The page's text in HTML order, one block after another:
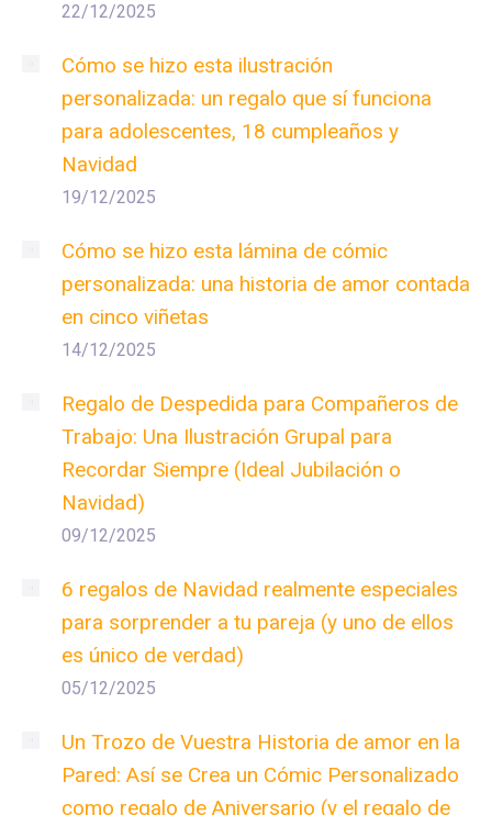
22/12/2025
Cómo se hizo esta ilustración
personalizada: un regalo que sí funciona
para adolescentes, 18 cumpleaños y
Navidad
19/12/2025
Cómo se hizo esta lámina de cómic
personalizada: una historia de amor contada
en cinco viñetas
14/12/2025
Regalo de Despedida para Compañeros de
Trabajo: Una Ilustración Grupal para
Recordar Siempre (Ideal Jubilación o
Navidad)
09/12/2025
6 regalos de Navidad realmente especiales
para sorprender a tu pareja (y uno de ellos
es único de verdad)
05/12/2025
Un Trozo de Vuestra Historia de amor en la
Pared: Así se Crea un Cómic Personalizado
como regalo de Aniversario (y el regalo de